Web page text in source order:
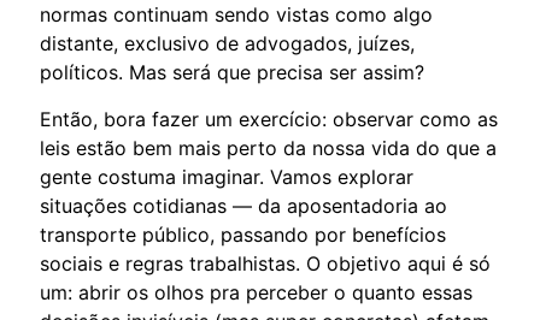
normas continuam sendo vistas como algo
distante, exclusivo de advogados, juízes,
políticos. Mas será que precisa ser assim?
Então, bora fazer um exercício: observar como as
leis estão bem mais perto da nossa vida do que a
gente costuma imaginar. Vamos explorar
situações cotidianas — da aposentadoria ao
transporte público, passando por benefícios
sociais e regras trabalhistas. O objetivo aqui é só
um: abrir os olhos pra perceber o quanto essas